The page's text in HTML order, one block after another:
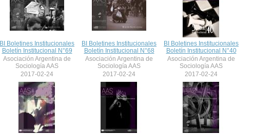
BI Boletines Institucionales
Boletín Institucional N°69
Asociación Argentina de
Sociología AAS
2017-02-24
BI Boletines Institucionales
Boletín Institucional N°68
Asociación Argentina de
Sociología AAS
2017-02-24
BI Boletines Institucionales
Boletín Institucional N°40
Asociación Argentina de
Sociología AAS
2017-02-24